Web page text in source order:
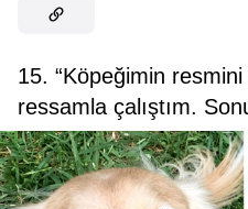
15. “Köpeğimin
ressamla çalıştım.